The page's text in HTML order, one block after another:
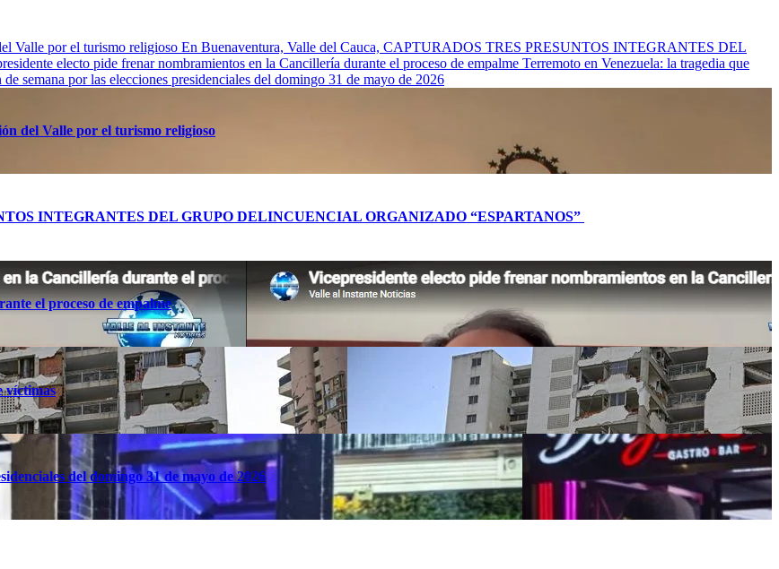
Valle por el turismo religioso En Buenaventura, Valle del Cauca, CAPTURADOS TRES PRESUNTOS INTEGRANTES DEL
electo pide frenar nombramientos en la Cancillería durante el proceso de empalme Terremoto en Venezuela: la tragedia que
semana por las elecciones presidenciales del domingo 31 de mayo de 2026
del Valle por el turismo religioso
INTEGRANTES DEL GRUPO DELINCUENCIAL ORGANIZADO “ESPARTANOS”
el proceso de empalme
víctimas
del domingo 31 de mayo de 2026